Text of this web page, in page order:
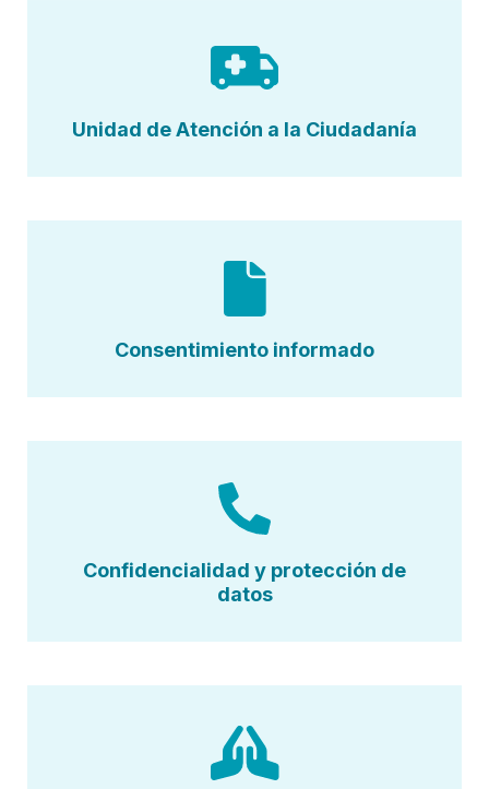
Unidad de Atención a la Ciudadanía
Consentimiento informado
Confidencialidad y protección de
datos